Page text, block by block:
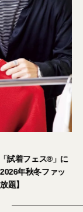
試着フェス®︎」に
年秋冬ファッ
題】